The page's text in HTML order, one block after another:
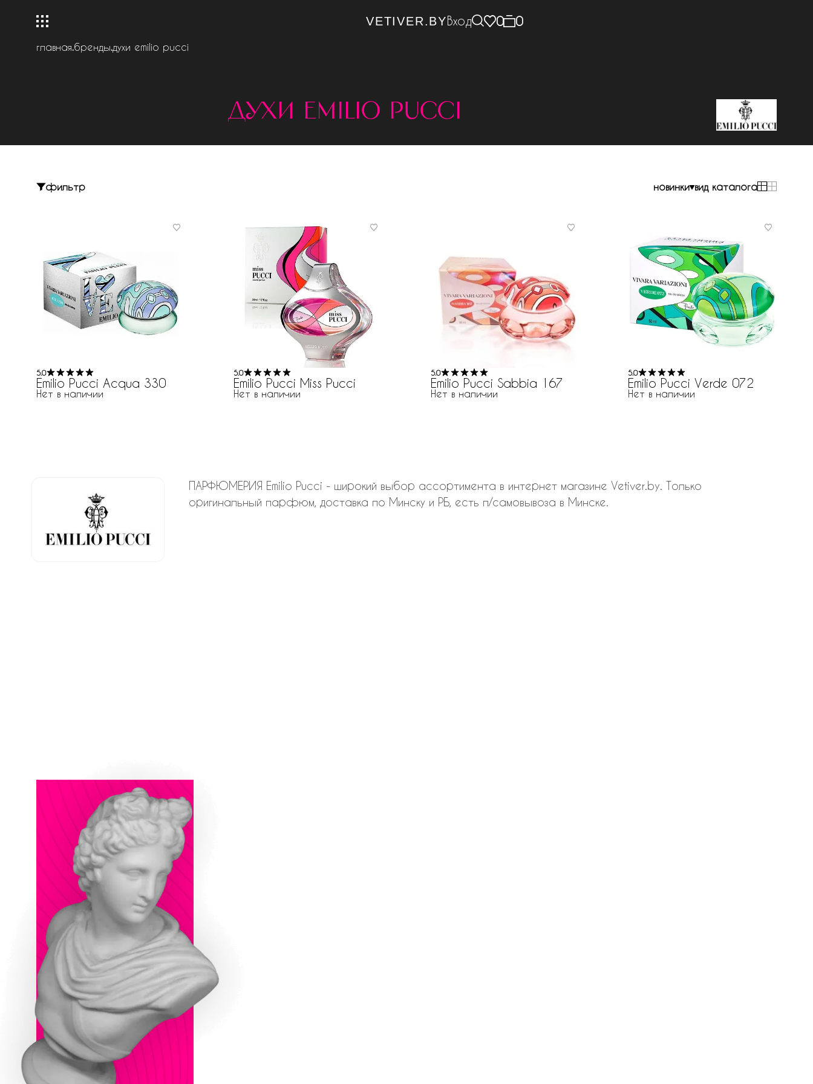
VETIVER.BYВход 0 0
главная.бренды.духи emilio pucci
духи emilio pucci
фильтр новинки вид каталога
5.0
Emilio Pucci Acqua 330
Нет в наличии
5.0
Emilio Pucci Miss Pucci
Нет в наличии
5.0
Emilio Pucci Sabbia 167
Нет в наличии
5.0
Emilio Pucci Verde 072
Нет в наличии
ПАРФЮМЕРИЯ Emilio Pucci - широкий выбор ассортимента в интернет магазине Vetiver.by. Только
оригинальный парфюм, доставка по Минску и РБ, есть п/самовывоза в Минске.